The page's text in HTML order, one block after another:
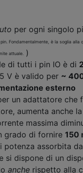
per ogni singolo
Fondamentalmente, è la soglia alla
attuale.
)
di tutti i pin IO è di
V è valido per ~
esterno
un adattatore che
aumenta anche
massima
grado di fornire 150
potenza assorbita
si dispone di un
anche rispetto alla